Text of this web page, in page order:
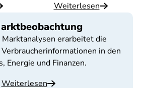
Weiterlesen
erarbeitet die
in den
Energie und Finanzen.
Weiterlesen